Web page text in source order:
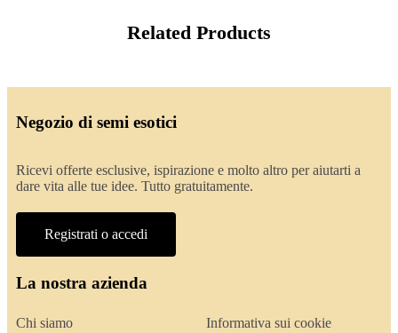
Related Products
Negozio di semi esotici
Ricevi offerte esclusive, ispirazione e molto altro per aiutarti a
dare vita alle tue idee. Tutto gratuitamente.
Registrati o accedi
La nostra azienda
Chi siamo
Informativa sui cookie